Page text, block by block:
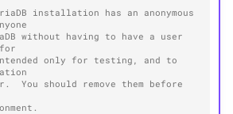
installation has an anonymous
without having to have a user
only for testing, and to
You should remove them before